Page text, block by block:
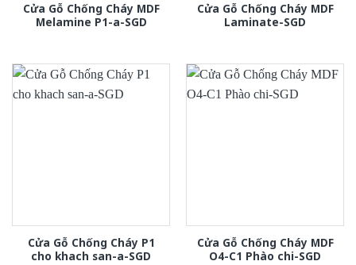
Cửa Gỗ Chống Cháy MDF
Melamine P1-a-SGD
Cửa Gỗ Chống Cháy MDF
Laminate-SGD
Cửa Gỗ Chống Cháy P1
cho khach san-a-SGD
Cửa Gỗ Chống Cháy MDF
O4-C1 Phào chi-SGD